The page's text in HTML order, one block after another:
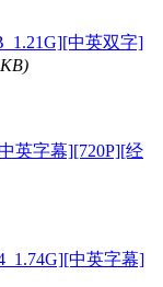
中英双字]
英字幕][720P][经
中英字幕]